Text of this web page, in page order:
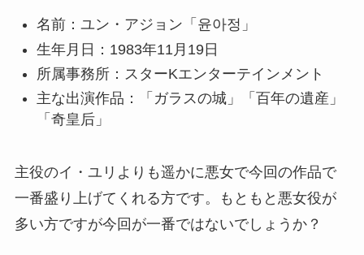
名前：ユン・アジョン「윤아정」
生年月日：1983年11月19日
所属事務所：スターKエンターテインメント
主な出演作品：「ガラスの城」「百年の遺産」
「奇皇后」
主役のイ・ユリよりも遥かに悪女で今回の作品で
一番盛り上げてくれる方です。もともと悪女役が
多い方ですが今回が一番ではないでしょうか？